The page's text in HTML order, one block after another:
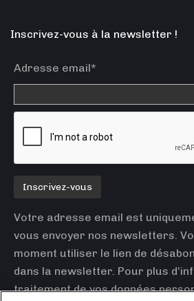
Inscrivez-vous à la newsletter !
Adresse email*
Votre adresse email est
vous envoyer nos newsletters.
moment utiliser le lien de
dans la newsletter. Pour plus
traitement de vos données